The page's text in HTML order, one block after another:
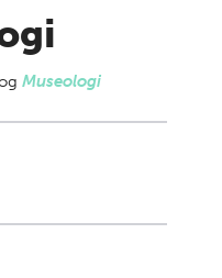
Museologi